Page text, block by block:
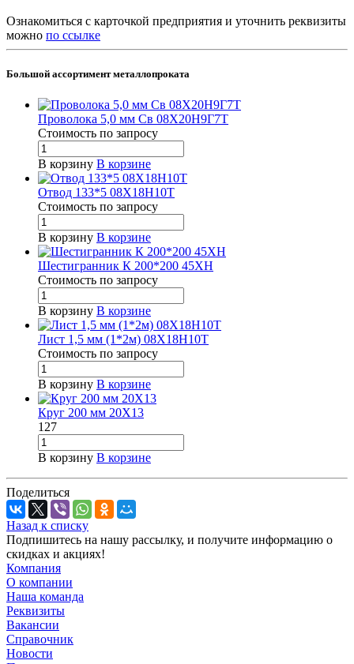
Ознакомиться с карточкой предприятия и уточнить реквизиты
можно по ссылке
Большой ассортимент металлопроката
Проволока 5,0 мм Св 08Х20Н9Г7Т
Стоимость по запросу
В корзину В корзине
Отвод 133*5 08Х18Н10Т
Стоимость по запросу
В корзину В корзине
Шестигранник К 200*200 45ХН
Стоимость по запросу
В корзину В корзине
Лист 1,5 мм (1*2м) 08Х18Н10Т
Стоимость по запросу
В корзину В корзине
Круг 200 мм 20Х13
127
В корзину В корзине
Поделиться
Назад к списку
Подпишитесь на нашу рассылку, и получите информацию о
скидках и акциях!
Компания
О компании
Наша команда
Реквизиты
Вакансии
Справочник
Новости